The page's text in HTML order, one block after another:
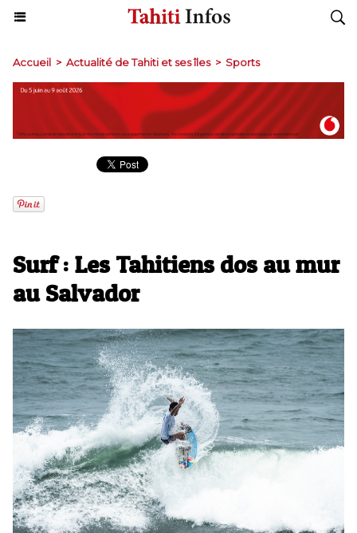
Accueil > Actualité de Tahiti et ses îles > Sports
Surf : Les Tahitiens dos au mur
au Salvador